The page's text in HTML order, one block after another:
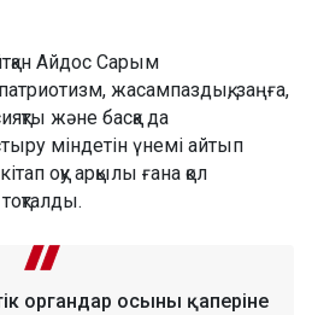
Айдос Сарым
жасампаздық, заңға,
және басқа да
міндетін үнемі айтып
оқу арқылы ғана қол
органдар осыны қаперіне